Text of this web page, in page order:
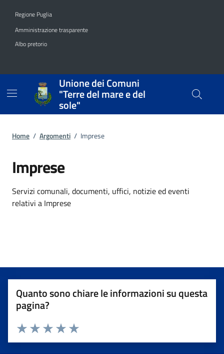
Regione Puglia
Amministrazione trasparente
Albo pretorio
Unione dei Comuni
"Terre del mare e del
sole"
Home / Argomenti / Imprese
Imprese
Dettagli dell'argomento
Servizi comunali, documenti, uffici, notizie ed eventi
relativi a Imprese
Quanto sono chiare le informazioni su questa
pagina?
Valuta da 1 a 5 stelle la pagina
Valuta 5 stelle su 5
Valuta 4 stelle su 5
Valuta 3 stelle su 5
Valuta 2 stelle su 5
Valuta 1 stelle su 5